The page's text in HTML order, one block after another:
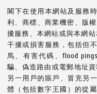
閣下在使用本網站及服務
利、商標、商業機密、版
擾服務、本網站或與本網
干擾或損害服務，包括但
馬、有害代碼、flood
騙、偽造路由或電郵地址
另一用戶的賬戶、冒充另
體（包括數字王國）的從